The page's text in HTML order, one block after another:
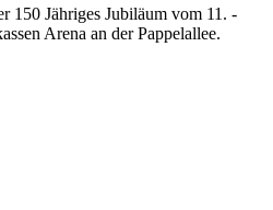
150 Jähriges Jubiläum vom 11. -
Arena an der Pappelallee.